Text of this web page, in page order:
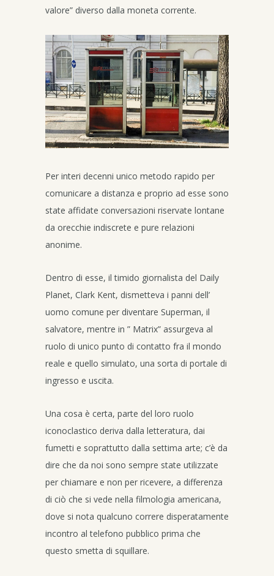
valore” diverso dalla moneta corrente.
Per interi decenni unico metodo rapido per
comunicare a distanza e proprio ad esse sono
state affidate conversazioni riservate lontane
da orecchie indiscrete e pure relazioni
anonime.
Dentro di esse, il timido giornalista del Daily
Planet, Clark Kent, dismetteva i panni dell’
uomo comune per diventare Superman, il
salvatore, mentre in ” Matrix” assurgeva al
ruolo di unico punto di contatto fra il mondo
reale e quello simulato, una sorta di portale di
ingresso e uscita.
Una cosa è certa, parte del loro ruolo
iconoclastico deriva dalla letteratura, dai
fumetti e soprattutto dalla settima arte; c’è da
dire che da noi sono sempre state utilizzate
per chiamare e non per ricevere, a differenza
di ciò che si vede nella filmologia americana,
dove si nota qualcuno correre disperatamente
incontro al telefono pubblico prima che
questo smetta di squillare.